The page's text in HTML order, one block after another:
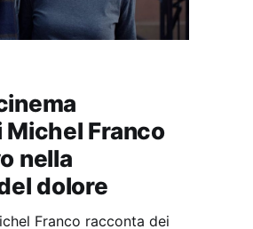
Michel Franco
nella
dolore
Franco racconta dei